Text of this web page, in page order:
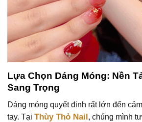
Lựa Chọn Dáng Móng: Nền
Sang Trọng
Dáng móng quyết định rất lớn đến
tay. Tại Thùy Thỏ Nail, chúng mình